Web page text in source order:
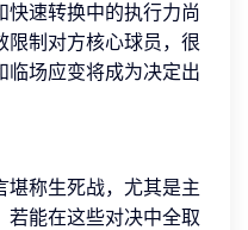
快速转换中的执行力尚
限制对方核心球员，很
临场应变将成为决定出
堪称生死战，尤其是主
若能在这些对决中全取